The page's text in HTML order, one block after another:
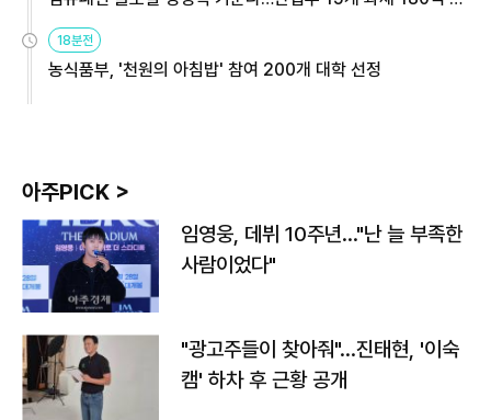
원
18분전
농식품부, '천원의 아침밥' 참여 200개 대학 선정
아주PICK >
임영웅, 데뷔 10주년…"난 늘 부족한
사람이었다"
"광고주들이 찾아줘"…진태현, '이숙
캠' 하차 후 근황 공개